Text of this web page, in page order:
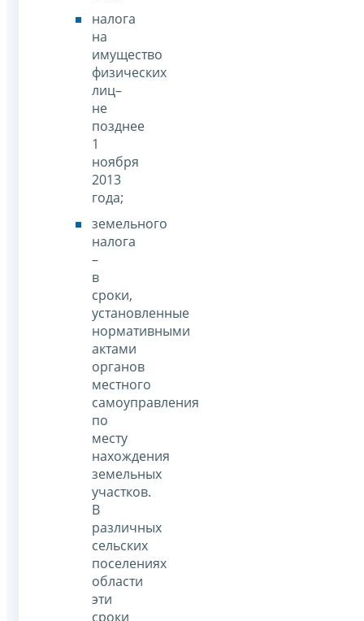
налога
на
имущество
физических
лиц–
не
позднее
1
ноября
2013
года;
земельного
налога
–
в
сроки,
установленные
нормативными
актами
органов
местного
самоуправления
по
месту
нахождения
земельных
участков.
В
различных
сельских
поселениях
области
эти
сроки